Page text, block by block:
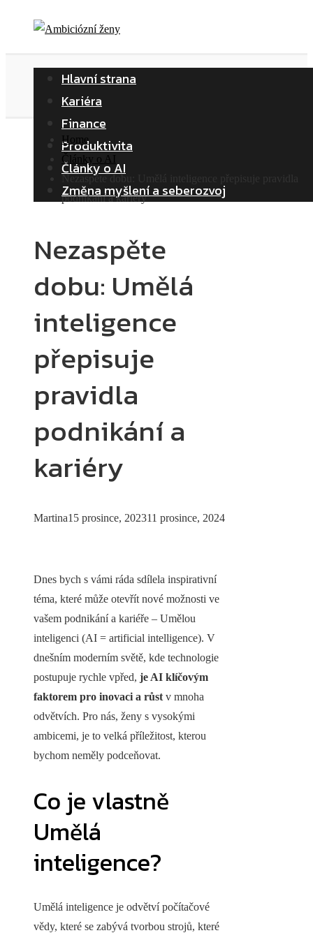
Hlavní strana
Kariéra
Finance
Produktivita
Články o AI
Změna myšlení a seberozvoj
Home
Články o AI
Nezaspěte dobu: Umělá inteligence přepisuje pravidla
podnikání a kariéry
Nezaspěte
dobu: Umělá
inteligence
přepisuje
pravidla
podnikání a
kariéry
Martina15 prosince, 202311 prosince, 2024
Dnes bych s vámi ráda sdílela inspirativní
téma, které může otevřít nové možnosti ve
vašem podnikání a kariéře – Umělou
inteligenci (AI = artificial intelligence). V
dnešním moderním světě, kde technologie
postupuje rychle vpřed, je AI klíčovým
faktorem pro inovaci a růst v mnoha
odvětvích. Pro nás, ženy s vysokými
ambicemi, je to velká příležitost, kterou
bychom neměly podceňovat.
Co je vlastně
Umělá
inteligence?
Umělá inteligence je odvětví počítačové
vědy, které se zabývá tvorbou strojů, které